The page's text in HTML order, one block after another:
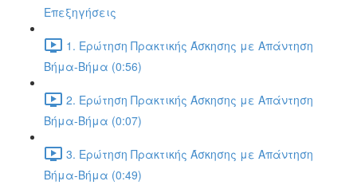
Επεξηγήσεις
1. Ερώτηση Πρακτικής Άσκησης με Απάντηση
Βήμα-Βήμα (0:56)
2. Ερώτηση Πρακτικής Άσκησης με Απάντηση
Βήμα-Βήμα (0:07)
3. Ερώτηση Πρακτικής Άσκησης με Απάντηση
Βήμα-Βήμα (0:49)